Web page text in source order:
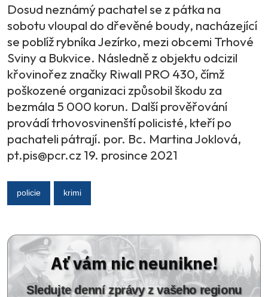
Dosud neznámý pachatel se z pátka na
sobotu vloupal do dřevěné boudy, nacházející
se poblíž rybníka Jezírko, mezi obcemi Trhové
Sviny a Bukvice. Následně z objektu odcizil
křovinořez značky Riwall PRO 430, čímž
poškozené organizaci způsobil škodu za
bezmála 5 000 korun. Další prověřování
provádí trhovosvinenští policisté, kteří po
pachateli pátrají. por. Bc. Martina Joklová,
pt.pis@pcr.cz 19. prosince 2021
policie krimi
Ať vám nic neunikne!
Sledujte denní zprávy z vašeho regionu